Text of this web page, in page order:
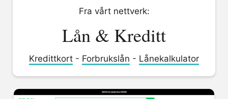
Fra vårt nettverk:
Lån & Kreditt
Kredittkort - Forbrukslån - Lånekalkulator